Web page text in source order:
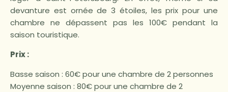
devanture est ornée de 3 étoiles, les prix pour une
chambre ne dépassent pas les 100€ pendant la
saison touristique.
Prix :
Basse saison : 60€ pour une chambre de 2 personnes
Moyenne saison : 80€ pour une chambre de 2